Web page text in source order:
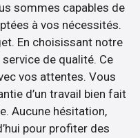
sommes capables de
à vos nécessités.
En choisissant notre
de qualité. Ce
vos attentes. Vous
d’un travail bien fait
Aucune hésitation,
pour profiter des